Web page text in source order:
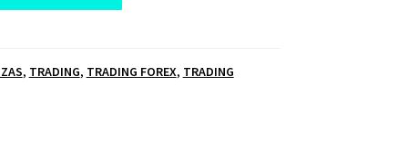
, TRADING, TRADING FOREX, TRADING